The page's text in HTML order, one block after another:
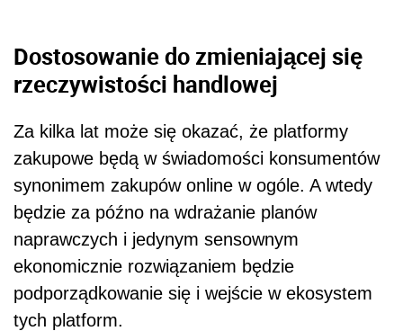
Dostosowanie do zmieniającej się
rzeczywistości handlowej
Za kilka lat może się okazać, że platformy
zakupowe będą w świadomości konsumentów
synonimem zakupów online w ogóle. A wtedy
będzie za późno na wdrażanie planów
naprawczych i jedynym sensownym
ekonomicznie rozwiązaniem będzie
podporządkowanie się i wejście w ekosystem
tych platform.